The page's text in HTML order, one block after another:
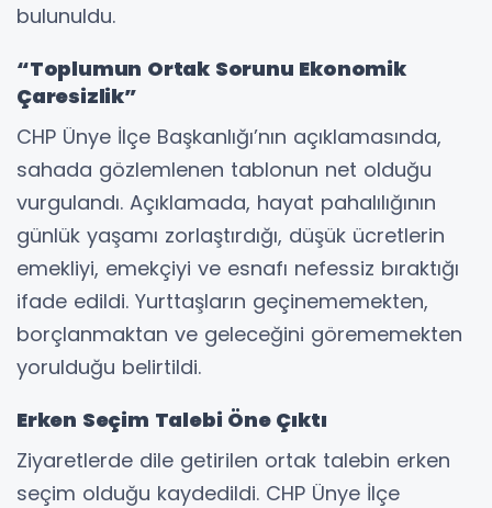
bulunuldu.
“Toplumun Ortak Sorunu Ekonomik
Çaresizlik”
CHP Ünye İlçe Başkanlığı’nın açıklamasında,
sahada gözlemlenen tablonun net olduğu
vurgulandı. Açıklamada, hayat pahalılığının
günlük yaşamı zorlaştırdığı, düşük ücretlerin
emekliyi, emekçiyi ve esnafı nefessiz bıraktığı
ifade edildi. Yurttaşların geçinememekten,
borçlanmaktan ve geleceğini görememekten
yorulduğu belirtildi.
Erken Seçim Talebi Öne Çıktı
Ziyaretlerde dile getirilen ortak talebin erken
seçim olduğu kaydedildi. CHP Ünye İlçe